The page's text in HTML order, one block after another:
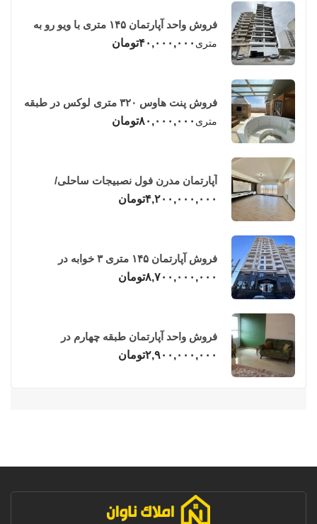
فروش واحد آپارتمان ۱۴۵ متری با ویو رو به
دریا در فریدونکنار
متری ۴۰,۰۰۰,۰۰۰تومان
فروش پنت هاوس ۳۲۰ متری لوکس در طبقه
چهاردهم فریدونکنار
متری ۸۰,۰۰۰,۰۰۰تومان
آپارتمان مدرن فول نصبیجات ساحلی/
فریدونکنار
۴,۲۰۰,۰۰۰,۰۰۰تومان
فروش آپارتمان ۱۴۵ متری ۳ خوابه در
فریدونکنار
۸,۷۰۰,۰۰۰,۰۰۰تومان
فروش واحد آپارتمان طبقه چهارم در
فریدونکنار
۲,۹۰۰,۰۰۰,۰۰۰تومان